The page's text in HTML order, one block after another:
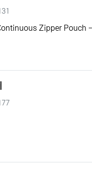
Zipper Pouch